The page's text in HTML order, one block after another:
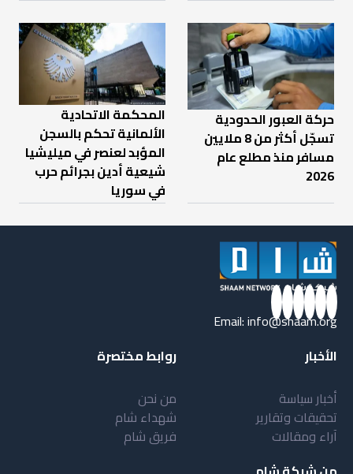
حركة العبور الحدودية
تسجّل أكثر من 8 ملايين
مسافر منذ مطلع عام
2026
المحكمة الاتحادية
الألمانية تحكم بالسجن
المؤبد لعنصر في ميليشيا
شيعية أدين بجرائم حرب
في سوريا
Email:info@shaam.org
الأخبار
أخبار سياسة
تحقيقات وتقارير
آراء ومقالات
روابط مختصرة
من نحن
شهداء شام
فريق شام